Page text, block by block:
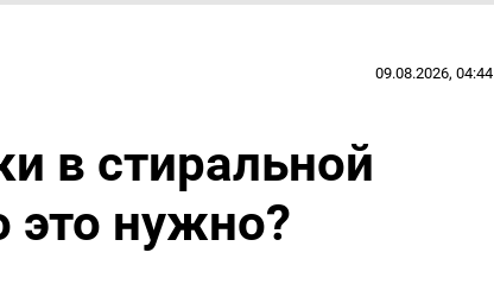
09.08.2026, 04:44
в стиральной
это нужно?